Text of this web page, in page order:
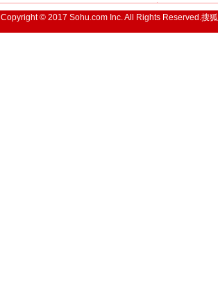
Copyright © 2017 Sohu.com Inc. All Rights Reserved.搜